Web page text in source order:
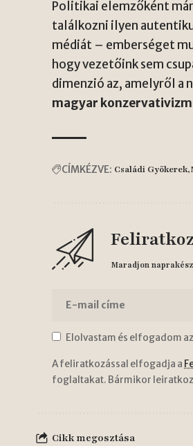
Politikai elemzőként
találkozni ilyen
médiát – emberséget
hogy vezetőink sem
dimenzió az, amelyről a
magyar
CÍMKÉZVE: Családi Gyökerek
Maradjon
Elolvastam és elfogadom
A feliratkozással elfogadja a
foglaltakat. Bármikor
Cikk megosztása